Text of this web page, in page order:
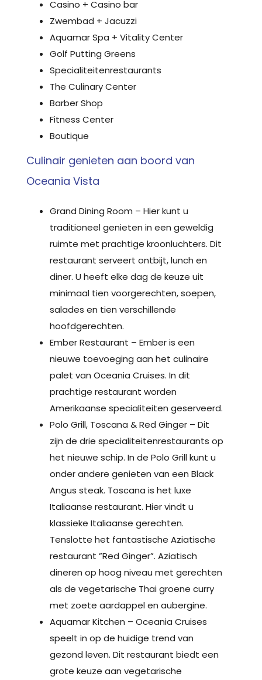
Casino + Casino bar
Zwembad + Jacuzzi
Aquamar Spa + Vitality Center
Golf Putting Greens
Specialiteitenrestaurants
The Culinary Center
Barber Shop
Fitness Center
Boutique
Culinair genieten aan boord van
Oceania Vista
Grand Dining Room – Hier kunt u
traditioneel genieten in een geweldig
ruimte met prachtige kroonluchters. Dit
restaurant serveert ontbijt, lunch en
diner. U heeft elke dag de keuze uit
minimaal tien voorgerechten, soepen,
salades en tien verschillende
hoofdgerechten.
Ember Restaurant – Ember is een
nieuwe toevoeging aan het culinaire
palet van Oceania Cruises. In dit
prachtige restaurant worden
Amerikaanse specialiteiten geserveerd.
Polo Grill, Toscana & Red Ginger – Dit
zijn de drie specialiteitenrestaurants op
het nieuwe schip. In de Polo Grill kunt u
onder andere genieten van een Black
Angus steak. Toscana is het luxe
Italiaanse restaurant. Hier vindt u
klassieke Italiaanse gerechten.
Tenslotte het fantastische Aziatische
restaurant ”Red Ginger”. Aziatisch
dineren op hoog niveau met gerechten
als de vegetarische Thai groene curry
met zoete aardappel en aubergine.
Aquamar Kitchen – Oceania Cruises
speelt in op de huidige trend van
gezond leven. Dit restaurant biedt een
grote keuze aan vegetarische